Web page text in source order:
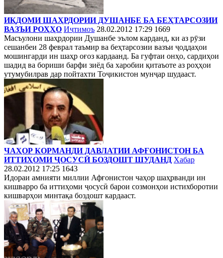
ИҚДОМИ ШАҲРДОРИИ ДУШАНБЕ БА БЕҲТАРСОЗИИ
ВАЗЪИ РОҲҲО Иҷтимоъ 28.02.2012 17:29 1669
Масъулони шаҳрдории Душанбе эълом карданд, ки аз рӯзи
сешанбеи 28 феврал таъмир ва беҳтарсозии вазъи ҷоддаҳои
мошингарди ин шаҳр оғоз кардаанд. Ба гуфтаи онҳо, сардиҳои
шадид ва бориши барфи зиёд ба харобии қитаъоте аз роҳҳои
утумубилрав дар пойтахти Тоҷикистон мунҷар шудааст.
ЧАҲОР КОРМАНДИ ДАВЛАТИИ АФҒОНИСТОН БА
ИТТИҲОМИ ҶОСУСӢ БОЗДОШТ ШУДАНД Хабар
28.02.2012 17:25 1643
Идораи амнияти миллии Афғонистон чаҳор шаҳрванди ин
кишварро ба иттиҳоми ҷосусӣ барои созмонҳои истихборотии
кишварҳои минтақа боздошт кардааст.